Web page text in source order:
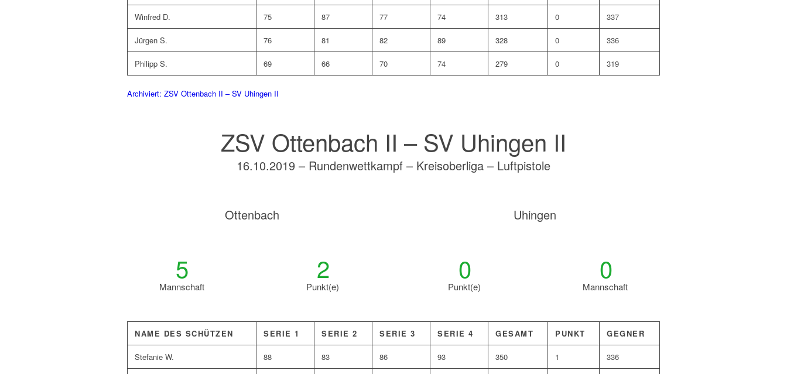
Winfred D. 75 87 77 74 313 0 337
Jürgen S. 76 81 82 89 328 0 336
Philipp S. 69 66 70 74 279 0 319
Archiviert: ZSV Ottenbach II – SV Uhingen II
ZSV Ottenbach II – SV Uhingen II
16.10.2019 – Rundenwettkampf – Kreisoberliga – Luftpistole
Ottenbach Uhingen
5
Mannschaft
2
Punkt(e)
0
Punkt(e)
0
Mannschaft
NAME DES SCHÜTZEN SERIE 1 SERIE 2 SERIE 3 SERIE 4 GESAMT PUNKT GEGNER
Stefanie W. 88 83 86 93 350 1 336